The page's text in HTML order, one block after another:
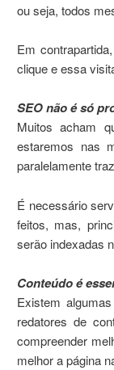
ou seja, todos
Em
clique e essa
SEO não é só
Muitos acham
estaremos nas
paralelamente
É necessário
feitos, mas,
serão indexadas
Conteúdo é
Existem
redatores de
compreender
melhor a página